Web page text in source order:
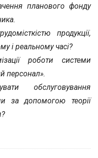
планового фонду
продукції,
і реальному часі?
роботи системи
персонал».
обслуговування
за допомогою теорії